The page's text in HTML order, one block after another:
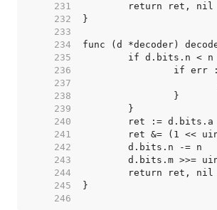
   231
   232
   233
   234
   235
   236
   237
   238
   239
   240
   241
   242
   243
   244
   245
   246